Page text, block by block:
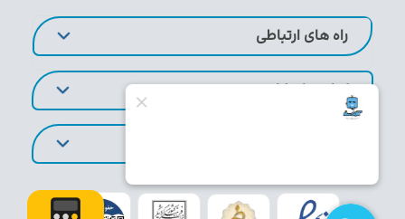
راه های ارتباطی
لینک های کاربردی